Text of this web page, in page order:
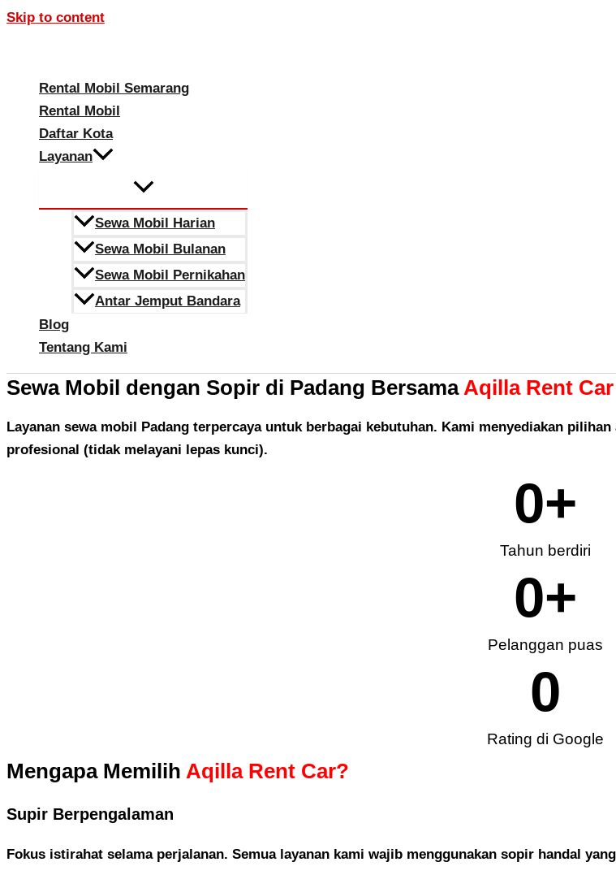
Skip to content
Rental Mobil Semarang
Rental Mobil
Daftar Kota
Layanan
Sewa Mobil Harian
Sewa Mobil Bulanan
Sewa Mobil Pernikahan
Antar Jemput Bandara
Blog
Tentang Kami
Sewa Mobil dengan Sopir di Padang Bersama Aqilla Rent Car
Layanan sewa mobil Padang terpercaya untuk berbagai kebutuhan. Kami menyediakan
profesional (tidak melayani lepas kunci).
Tahun berdiri
0+
Pelanggan puas
0+
Rating di Google
0
Mengapa Memilih Aqilla Rent Car?
Supir Berpengalaman
Fokus istirahat selama perjalanan. Semua layanan kami wajib menggunakan sopir handal